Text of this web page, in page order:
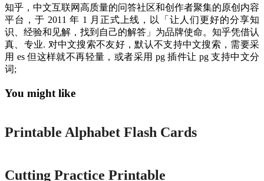
知乎，中文互联网高质量的问答社区和创作者聚集的原创内容
平台，于 2011 年 1 月正式上线，以「让人们更好的分享知
识、经验和见解，找到自己的解答」为品牌使命。知乎凭借认
真、专业. 对中文搜索不友好，默认不支持中文搜索，需要采
用 es 但这样就不再轻量，或者采用 pg 插件让 pg 支持中文分
词;
You might like
Printable
Printable Alphabet Flash Cards
Cutting Practice Printable